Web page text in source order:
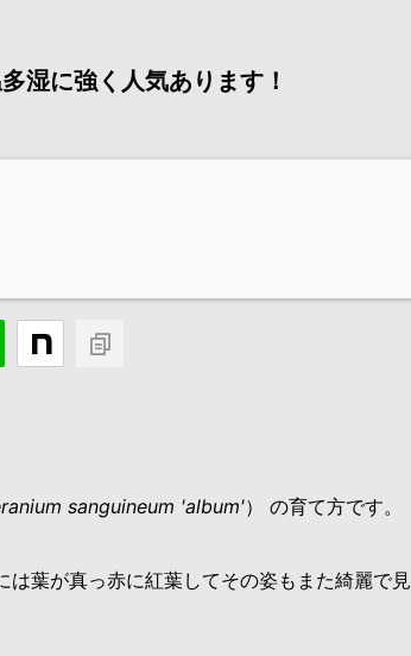
湿に強く人気あります！
sanguineum 'album'） の育て方です。
葉が真っ赤に紅葉してその姿もまた綺麗で見